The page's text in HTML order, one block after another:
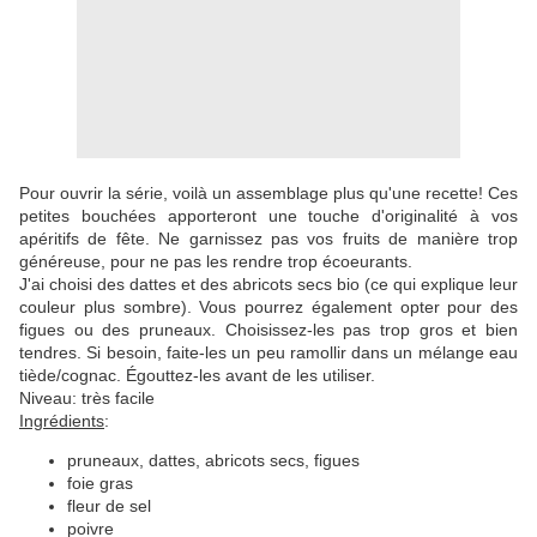
Pour ouvrir la série, voilà un assemblage plus qu'une recette! Ces
petites bouchées apporteront une touche d'originalité à vos
apéritifs de fête. Ne garnissez pas vos fruits de manière trop
généreuse, pour ne pas les rendre trop écoeurants.
J'ai choisi des dattes et des abricots secs bio (ce qui explique leur
couleur plus sombre). Vous pourrez également opter pour des
figues ou des pruneaux. Choisissez-les pas trop gros et bien
tendres. Si besoin, faite-les un peu ramollir dans un mélange eau
tiède/cognac. Égouttez-les avant de les utiliser.
Niveau: très facile
Ingrédients:
pruneaux, dattes, abricots secs, figues
foie gras
fleur de sel
poivre